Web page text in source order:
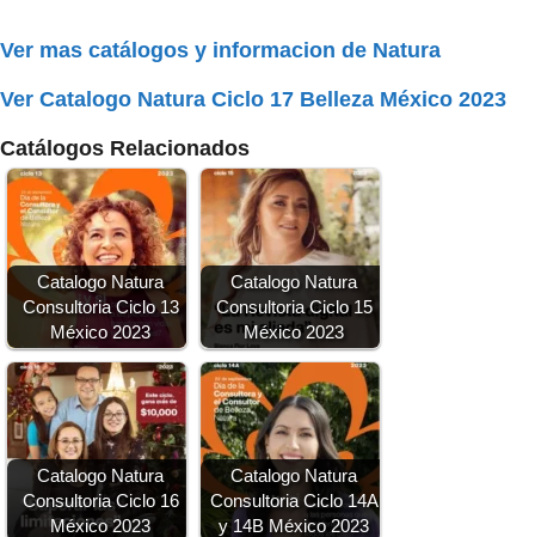
Ver mas catálogos y informacion de Natura
Ver Catalogo Natura Ciclo 17 Belleza México 2023
Catálogos Relacionados
Catalogo Natura
Consultoria Ciclo 13
México 2023
Catalogo Natura
Consultoria Ciclo 15
México 2023
Catalogo Natura
Consultoria Ciclo 16
México 2023
Catalogo Natura
Consultoria Ciclo 14A
y 14B México 2023